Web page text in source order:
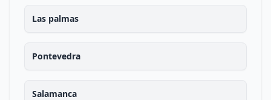
Las palmas
Pontevedra
Salamanca